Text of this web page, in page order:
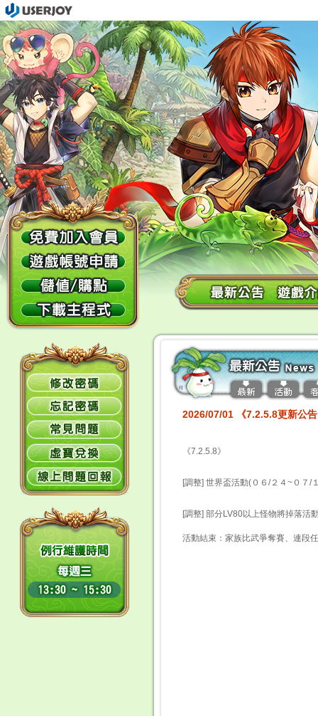
2026/07/01 《7.2.5.8更新公
《7.2.5.8》
[調整] 世界盃活動(０６/２４~０７/
[調整] 部分LV80以上怪物將掉落活
活動結束：家族比武爭奪賽、連段